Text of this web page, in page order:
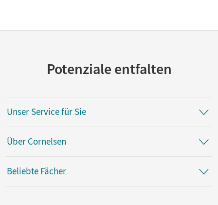
Potenziale entfalten
Unser Service für Sie
Über Cornelsen
Beliebte Fächer